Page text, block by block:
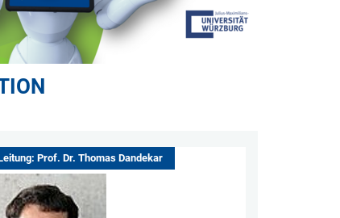
Prof. Dr. Thomas Dandekar